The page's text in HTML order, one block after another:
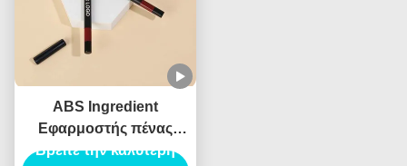
ABS Ingredient
Εφαρμοστής πένας
πινέλας φρυδιών για
Βρείτε την καλύτερη